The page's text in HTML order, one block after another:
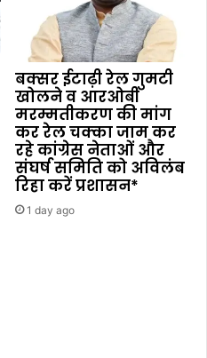
बक्सर ईटाढ़ी रेल गुमटी
खोलने व आरओबी
मरम्मतीकरण की मांग
कर रेल चक्का जाम कर
रहे कांग्रेस नेताओं और
संघर्ष समिति को अविलंब
रिहा करें प्रशासन*
1 day ago